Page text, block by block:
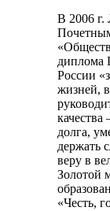
В 2006 г.
диплома
России
жизней,
качества
долга,
держать
веру в
Золотой
«Честь,